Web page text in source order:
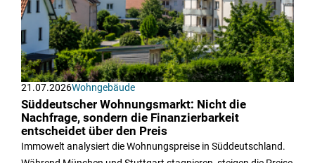
21.07.2026Wohngebäude
Süddeutscher Wohnungsmarkt: Nicht die
Nachfrage, sondern die Finanzierbarkeit
entscheidet über den Preis
Immowelt analysiert die Wohnungspreise in Süddeutschland.